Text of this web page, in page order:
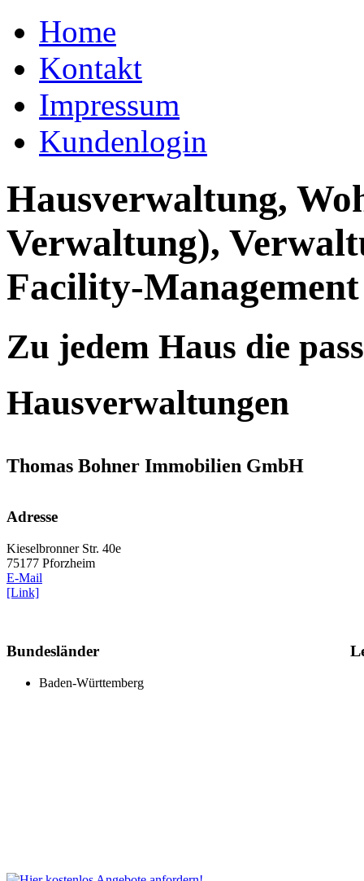
Home
Kontakt
Impressum
Kundenlogin
Hausverwaltung,
Verwaltung),
Facility-Management
Zu jedem Haus die
Hausverwaltungen
Thomas Bohner Immobilien GmbH
Adresse
Kieselbronner Str. 40e
75177 Pforzheim
E-Mail
[Link]
Bundesländer
Baden-Württemberg